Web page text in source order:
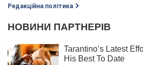
Редакційна політика